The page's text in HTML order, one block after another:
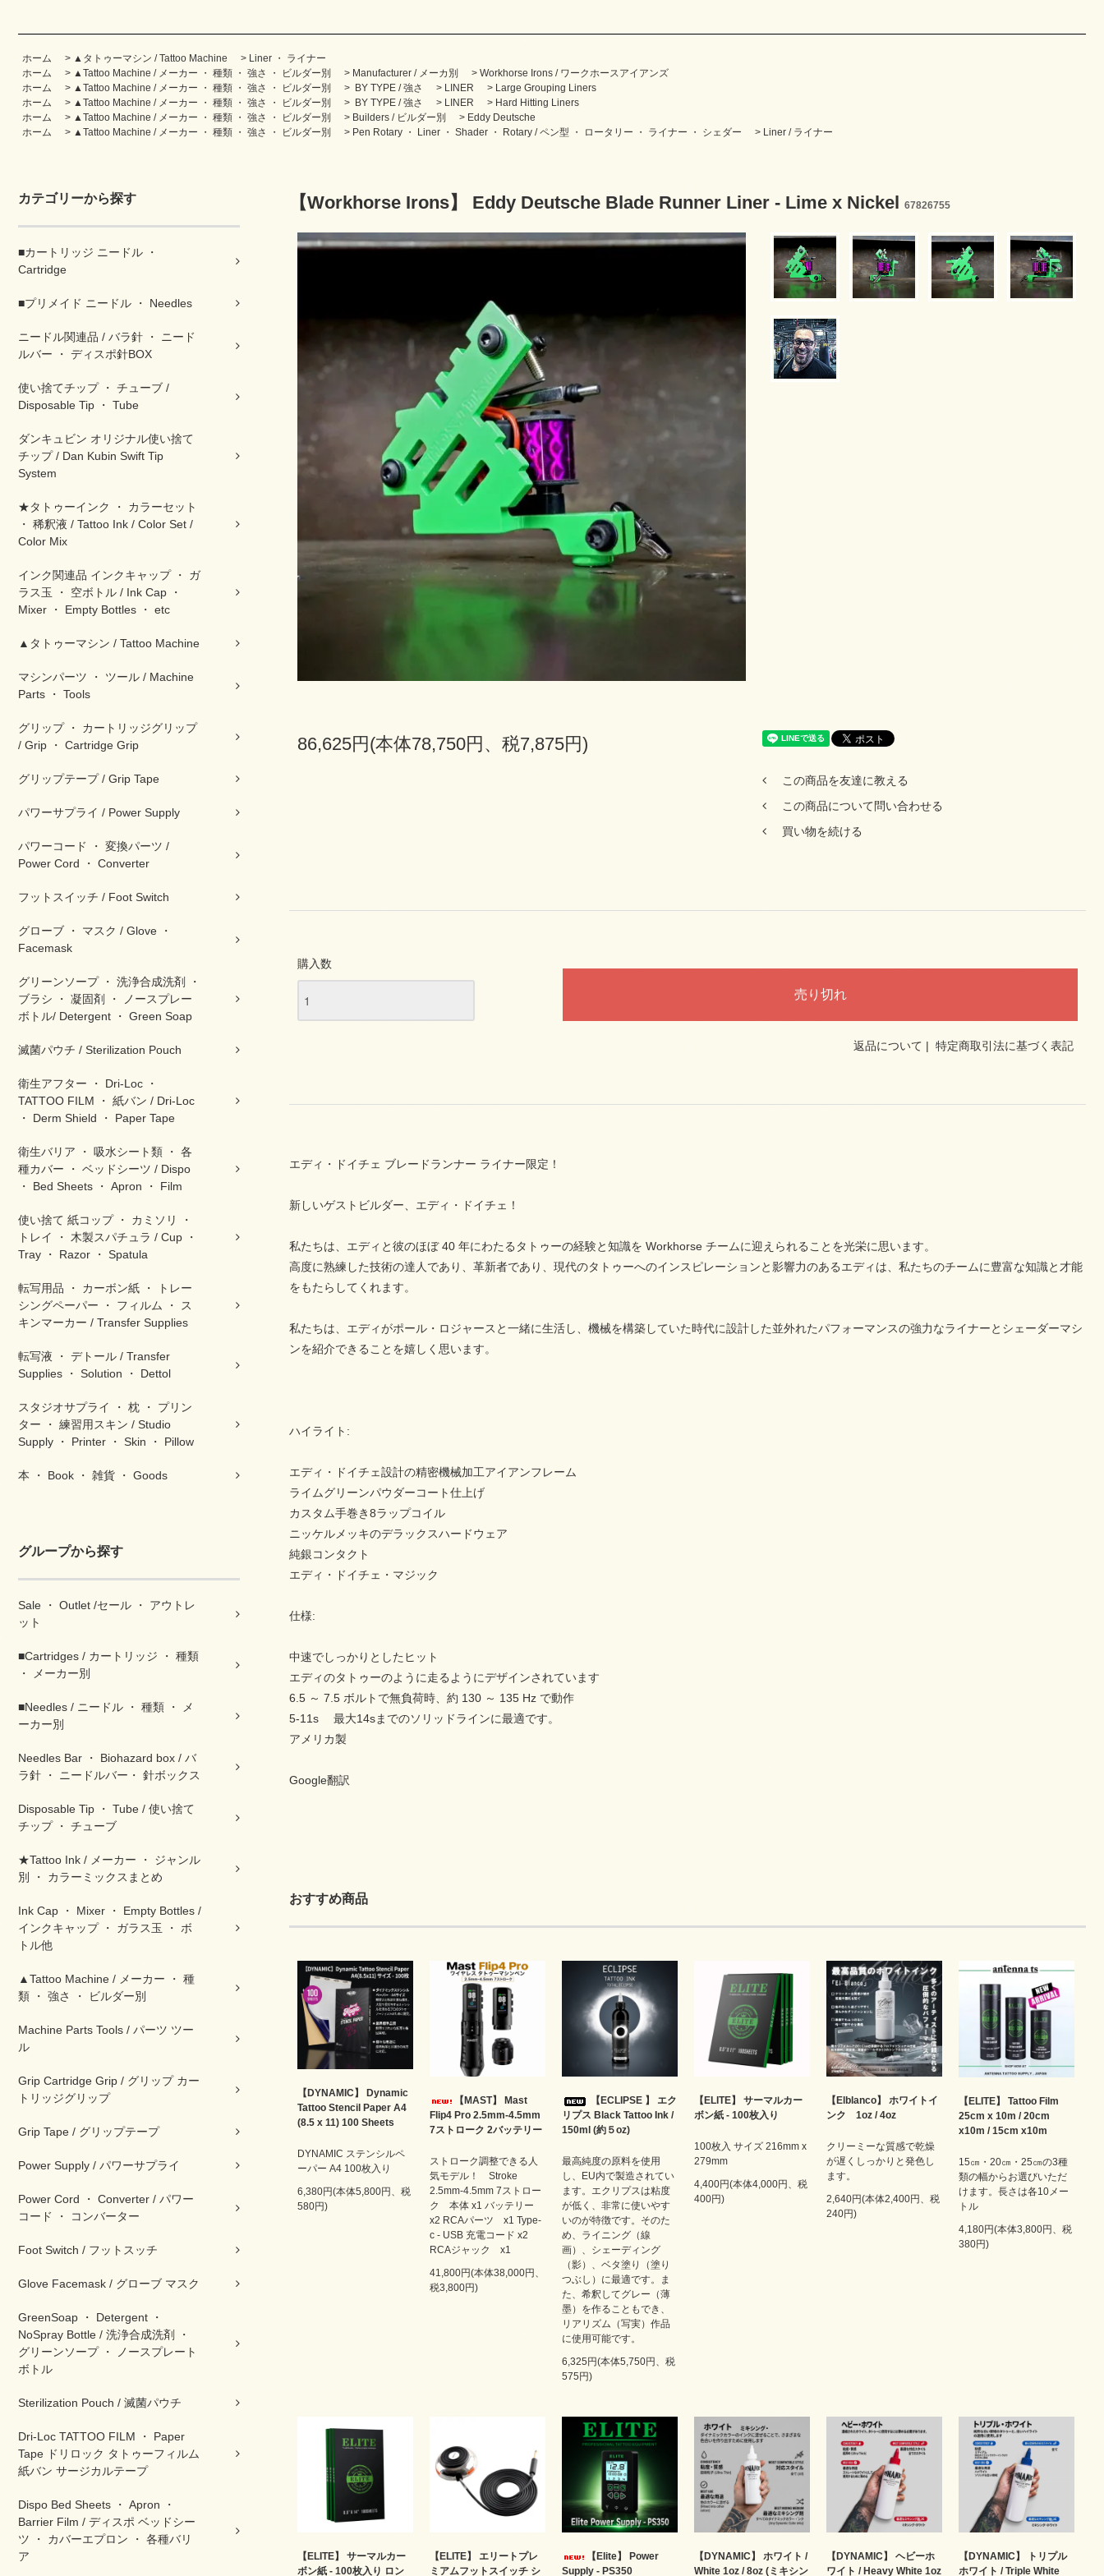
ホーム > ▲タトゥーマシン / Tattoo Machine > Liner ・ ライナー
ホーム
> ▲Tattoo Machine / メーカー ・ 種類 ・ 強さ ・ ビルダー別 > Manufacturer / メーカ別 > Workhorse Irons / ワークホースアイアンズ
ホーム
> ▲Tattoo Machine / メーカー ・ 種類 ・ 強さ ・ ビルダー別 > BY TYPE / 強さ > LINER > Large Grouping Liners
ホーム
> ▲Tattoo Machine / メーカー ・ 種類 ・ 強さ ・ ビルダー別 > BY TYPE / 強さ > LINER > Hard Hitting Liners
ホーム
> ▲Tattoo Machine / メーカー ・ 種類 ・ 強さ ・ ビルダー別 > Builders / ビルダー別 > Eddy Deutsche
ホーム
> ▲Tattoo Machine / メーカー ・ 種類 ・ 強さ ・ ビルダー別 > Pen Rotary ・ Liner ・ Shader ・ Rotary / ペン型 ・ ロータリー ・ ライナー ・ シェダー > Liner / ライナー
カテゴリーから探す
■カートリッジ ニードル ・
Cartridge
■プリメイド ニードル ・ Needles
ニードル関連品 / バラ針 ・ ニード
ルバー ・ ディスポ針BOX
使い捨てチップ ・ チューブ /
Disposable Tip ・ Tube
ダンキュビン オリジナル使い捨て
チップ / Dan Kubin Swift Tip
System
★タトゥーインク ・ カラーセット
・ 稀釈液 / Tattoo Ink / Color Set /
Color Mix
インク関連品 インクキャップ ・ ガ
ラス玉 ・ 空ボトル / Ink Cap ・
Mixer ・ Empty Bottles ・ etc
▲タトゥーマシン / Tattoo Machine
マシンパーツ ・ ツール / Machine
Parts ・ Tools
グリップ ・ カートリッジグリップ
/ Grip ・ Cartridge Grip
グリップテープ / Grip Tape
パワーサプライ / Power Supply
パワーコード ・ 変換パーツ /
Power Cord ・ Converter
フットスイッチ / Foot Switch
グローブ ・ マスク / Glove ・
Facemask
グリーンソープ ・ 洗浄合成洗剤 ・
ブラシ ・ 凝固剤 ・ ノースプレー
ボトル/ Detergent ・ Green Soap
滅菌パウチ / Sterilization Pouch
衛生アフター ・ Dri-Loc ・
TATTOO FILM ・ 紙バン / Dri-Loc
・ Derm Shield ・ Paper Tape
衛生バリア ・ 吸水シート類 ・ 各
種カバー ・ ベッドシーツ / Dispo
・ Bed Sheets ・ Apron ・ Film
使い捨て 紙コップ ・ カミソリ ・
トレイ ・ 木製スパチュラ / Cup ・
Tray ・ Razor ・ Spatula
転写用品 ・ カーボン紙 ・ トレー
シングペーパー ・ フィルム ・ ス
キンマーカー / Transfer Supplies
転写液 ・ デトール / Transfer
Supplies ・ Solution ・ Dettol
スタジオサプライ ・ 枕 ・ プリン
ター ・ 練習用スキン / Studio
Supply ・ Printer ・ Skin ・ Pillow
本 ・ Book ・ 雑貨 ・ Goods
グループから探す
Sale ・ Outlet /セール ・ アウトレ
ット
■Cartridges / カートリッジ ・ 種類
・ メーカー別
■Needles / ニードル ・ 種類 ・ メ
ーカー別
Needles Bar ・ Biohazard box / バ
ラ針 ・ ニードルバー・ 針ボックス
Disposable Tip ・ Tube / 使い捨て
チップ ・ チューブ
★Tattoo Ink / メーカー ・ ジャンル
別 ・ カラーミックスまとめ
Ink Cap ・ Mixer ・ Empty Bottles /
インクキャップ ・ ガラス玉 ・ ボ
トル他
▲Tattoo Machine / メーカー ・ 種
類 ・ 強さ ・ ビルダー別
Machine Parts Tools / パーツ ツー
ル
Grip Cartridge Grip / グリップ カー
トリッジグリップ
Grip Tape / グリップテープ
Power Supply / パワーサプライ
Power Cord ・ Converter / パワー
コード ・ コンバーター
Foot Switch / フットスッチ
Glove Facemask / グローブ マスク
GreenSoap ・ Detergent ・
NoSpray Bottle / 洗浄合成洗剤 ・
グリーンソープ ・ ノースプレート
ボトル
Sterilization Pouch / 滅菌パウチ
Dri-Loc TATTOO FILM ・ Paper
Tape ドリロック タトゥーフィルム
紙バン サージカルテープ
Dispo Bed Sheets ・ Apron ・
Barrier Film / ディスポ ベッドシー
ツ ・ カバーエプロン ・ 各種バリ
ア
【Workhorse Irons】 Eddy Deutsche Blade Runner Liner - Lime x Nickel 67826755
86,625円(本体78,750円、税7,875円)
この商品を友達に教える
この商品について問い合わせる
買い物を続ける
購入数
返品について | 特定商取引法に基づく表記
エディ・ドイチェ ブレードランナー ライナー限定！
新しいゲストビルダー、エディ・ドイチェ！
私たちは、エディと彼のほぼ 40 年にわたるタトゥーの経験と知識を Workhorse チームに迎えられることを光栄に思います。
高度に熟練した技術の達人であり、革新者であり、現代のタトゥーへのインスピレーションと影響力のあるエディは、私たちのチームに豊富な知識と才能
をもたらしてくれます。
私たちは、エディがポール・ロジャースと一緒に生活し、機械を構築していた時代に設計した並外れたパフォーマンスの強力なライナーとシェーダーマシ
ンを紹介できることを嬉しく思います。
ハイライト:
エディ・ドイチェ設計の精密機械加工アイアンフレーム
ライムグリーンパウダーコート仕上げ
カスタム手巻き8ラップコイル
ニッケルメッキのデラックスハードウェア
純銀コンタクト
エディ・ドイチェ・マジック
仕様:
中速でしっかりとしたヒット
エディのタトゥーのように走るようにデザインされています
6.5 ～ 7.5 ボルトで無負荷時、約 130 ～ 135 Hz で動作
5-11s 最大14sまでのソリッドラインに最適です。
アメリカ製
Google翻訳
おすすめ商品
【DYNAMIC】 Dynamic
Tattoo Stencil Paper A4
(8.5 x 11) 100 Sheets
DYNAMIC ステンシルペ
ーパー A4 100枚入り
6,380円(本体5,800円、税
580円)
【MAST】 Mast
Flip4 Pro 2.5mm-4.5mm
7ストローク 2バッテリー
ストローク調整できる人
気モデル！ Stroke
2.5mm-4.5mm 7ストロー
ク 本体 x1 バッテリー
x2 RCAパーツ x1 Type-
c - USB 充電コード x2
RCAジャック x1
41,800円(本体38,000円、
税3,800円)
【ECLIPSE 】 エク
リプス Black Tattoo Ink /
150ml (約５oz)
最高純度の原料を使用
し、EU内で製造されてい
ます。エクリプスは粘度
が低く、非常に使いやす
いのが特徴です。そのた
め、ライニング（線
画）、シェーディング
（影）、ベタ塗り（塗り
つぶし）に最適です。ま
た、希釈してグレー（薄
墨）を作ることもでき、
リアリズム（写実）作品
に使用可能です。
6,325円(本体5,750円、税
575円)
【ELITE】 サーマルカー
ボン紙 - 100枚入り
100枚入 サイズ 216mm x
279mm
4,400円(本体4,000円、税
400円)
【Elblanco】 ホワイトイ
ンク 1oz / 4oz
クリーミーな質感で乾燥
が遅くしっかりと発色し
ます。
2,640円(本体2,400円、税
240円)
【ELITE】 Tattoo Film
25cm x 10m / 20cm
x10m / 15cm x10m
15㎝・20㎝・25㎝の3種
類の幅からお選びいただ
けます。長さは各10メー
トル
4,180円(本体3,800円、税
380円)
【ELITE】 サーマルカー
ボン紙 - 100枚入り ロン
【ELITE】 エリートプレ
ミアムフットスイッチ シ
【Elite】 Power
Supply - PS350
【DYNAMIC】 ホワイト /
White 1oz / 8oz (ミキシン
【DYNAMIC】 ヘビーホ
ワイト / Heavy White 1oz
【DYNAMIC】 トリプル
ホワイト / Triple White